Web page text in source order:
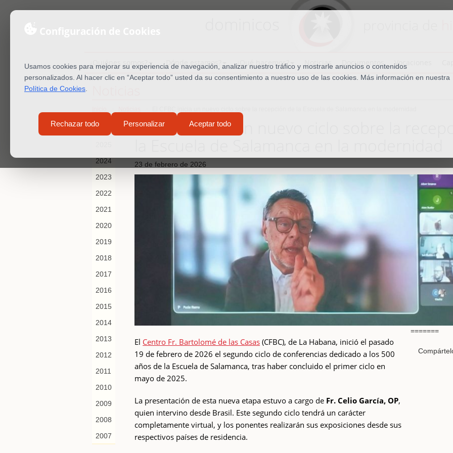
Usamos cookies para mejorar su experiencia de navegación, analizar nuestro tráfico y mostrarle anuncios o contenidos
personalizados. Al hacer clic en “Aceptar todo” usted da su consentimiento a nuestro uso de las cookies. Más información en nuestra
Política de Cookies
Rechazar todo Personalizar Aceptar todo
¿Quiénes somos? ¿Dónde estamos? ¿Qué hacemos? Noticias Documentos Vocaciones
2026
2024
2023
2022
2021
2020
2019
2018
2017
2016
2015
2014
2013
2012
2011
2010
2009
2008
2007
El CFBC inicia un nuevo ciclo sobre la
23 de febrero de 2026
El Centro Fr. Bartolomé de las Casas (CFBC), de La Habana, inició el pasado
19 de febrero de 2026 el segundo ciclo de conferencias dedicado a los 500
años de la Escuela de Salamanca, tras haber concluido el primer ciclo en
mayo de 2025.
La presentación de esta nueva etapa estuvo a cargo de Fr. Celio García, OP,
quien intervino desde Brasil. Este segundo ciclo tendrá un carácter
completamente virtual, y los ponentes realizarán sus exposiciones desde sus
respectivos países de residencia.
=======